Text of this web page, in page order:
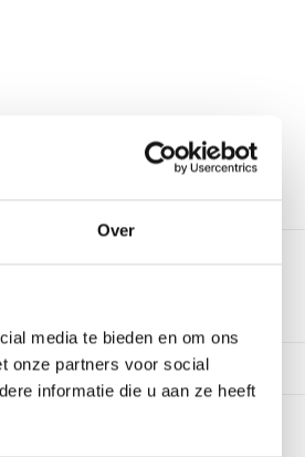
Over
media te bieden en om ons
onze partners voor social
informatie die u aan ze heeft